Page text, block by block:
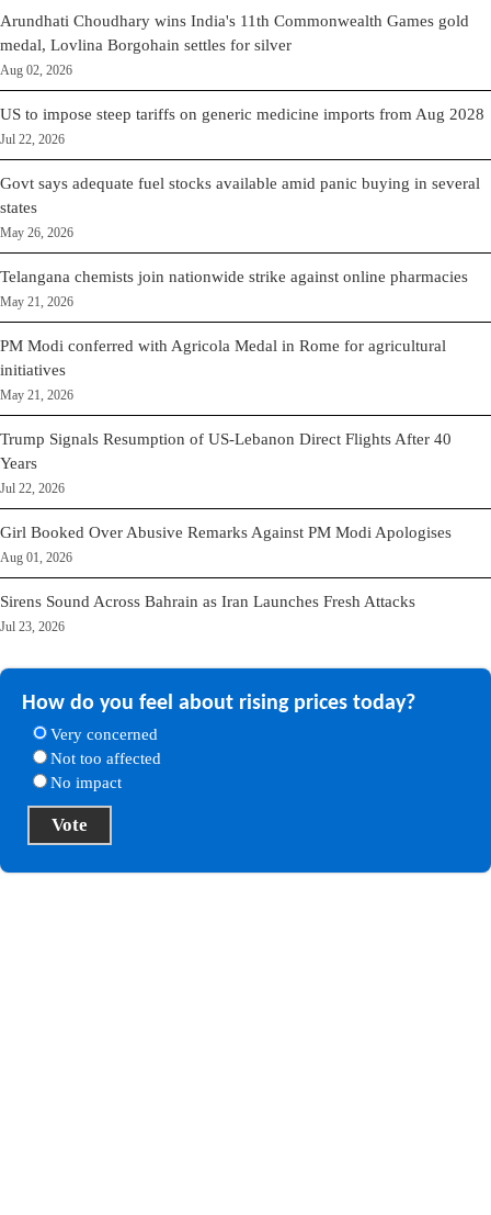
Arundhati Choudhary wins India's 11th Commonwealth Games gold
medal, Lovlina Borgohain settles for silver
Aug 02, 2026
US to impose steep tariffs on generic medicine imports from Aug 2028
Jul 22, 2026
Govt says adequate fuel stocks available amid panic buying in several
states
May 26, 2026
Telangana chemists join nationwide strike against online pharmacies
May 21, 2026
PM Modi conferred with Agricola Medal in Rome for agricultural
initiatives
May 21, 2026
Trump Signals Resumption of US-Lebanon Direct Flights After 40
Years
Jul 22, 2026
Girl Booked Over Abusive Remarks Against PM Modi Apologises
Aug 01, 2026
Sirens Sound Across Bahrain as Iran Launches Fresh Attacks
Jul 23, 2026
How do you feel about rising prices today?
Very concerned
Not too affected
No impact